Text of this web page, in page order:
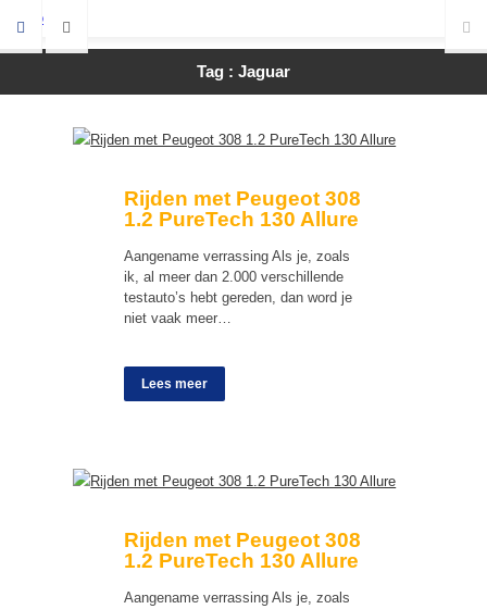
Tag : Jaguar
Rijden met Peugeot 308
1.2 PureTech 130 Allure
Aangename verrassing Als je, zoals
ik, al meer dan 2.000 verschillende
testauto’s hebt gereden, dan word je
niet vaak meer…
Lees meer
Rijden met Peugeot 308
1.2 PureTech 130 Allure
Aangename verrassing Als je, zoals